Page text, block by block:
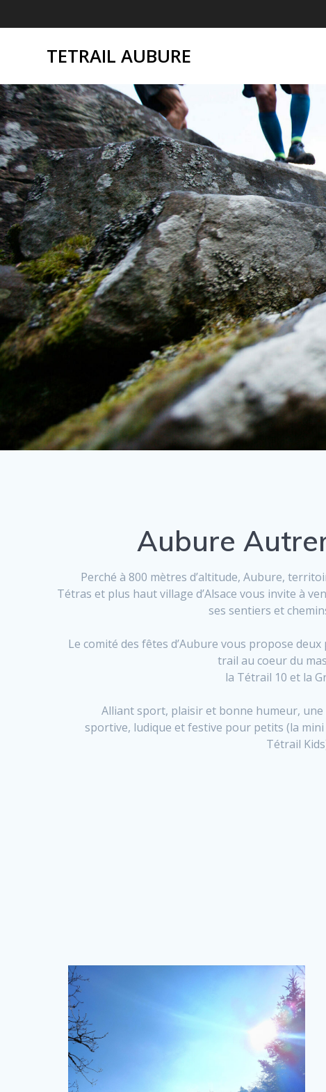
au
TETRAIL AUBURE
Aubure
Perché à 800 mètres d’altitude, Aubure,
Tétras et plus haut village d’Alsace vous invite à
ses sentiers et
Le comité des fêtes d’Aubure vous propose deux
trail au coeur du
la Tétrail 10 et la
Alliant sport, plaisir et bonne humeur,
sportive, ludique et festive pour petits (la
Tétrail